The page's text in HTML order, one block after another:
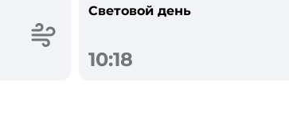
Световой день
10:18